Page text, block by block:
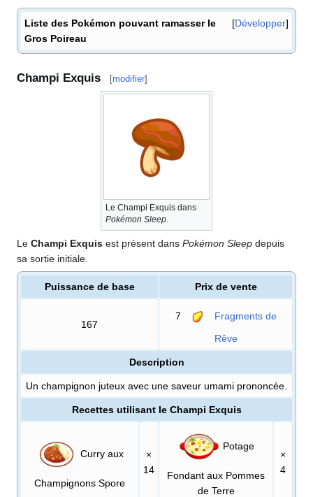
Développer
Liste des Pokémon pouvant ramasser le
Gros Poireau
Champi Exquis [modifier]
Le Champi Exquis dans
Pokémon Sleep
Le Champi Exquis est présent dans Pokémon Sleep depuis
sa sortie initiale.
Puissance de base Prix de vente
167
7 Fragments de
Rêve
Description
Un champignon juteux avec une saveur umami prononcée.
Recettes utilisant le Champi Exquis
Curry aux
Champignons Spore
×
14
Potage
Fondant aux Pommes
de Terre
×
4